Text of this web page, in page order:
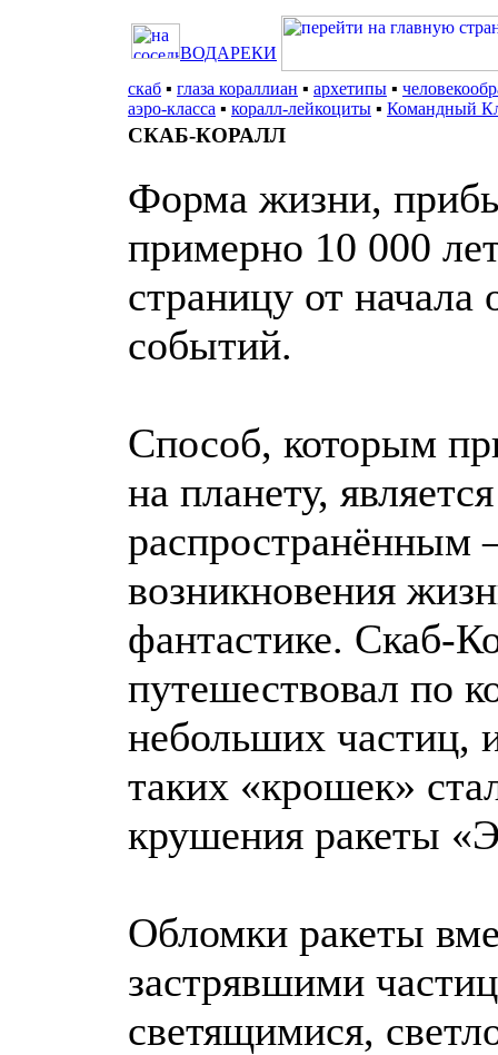
ВОДАРЕКИ
скаб ▪ глаза кораллиан ▪ архетипы ▪
аэро-класса ▪ коралл-лейкоциты ▪ Командный
СКАБ-КОРАЛЛ
Форма жизни,
примерно 10 000
страницу от начала
событий.
Способ, которым
на планету,
распространённым
возникновения
фантастике. Скаб-
путешествовал по
небольших частиц,
таких «крошек»
крушения ракеты
Обломки ракеты
застрявшими
светящимися,